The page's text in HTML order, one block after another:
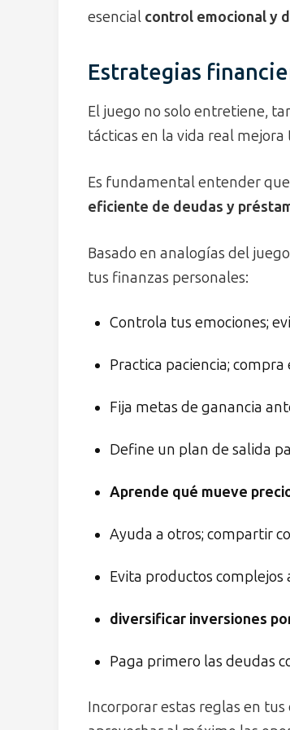
esencial control emocional y
Estrategias
El juego no solo entretiene,
tácticas en la vida real
Es fundamental entender
eficiente de deudas y
Basado en analogías del
tus finanzas personales:
Controla tus emociones;
Practica paciencia;
Fija metas de ganancia
Define un plan de salida
Aprende qué mueve
Ayuda a otros; compartir
Evita productos
diversificar inversiones
Paga primero las deudas
Incorporar estas reglas en